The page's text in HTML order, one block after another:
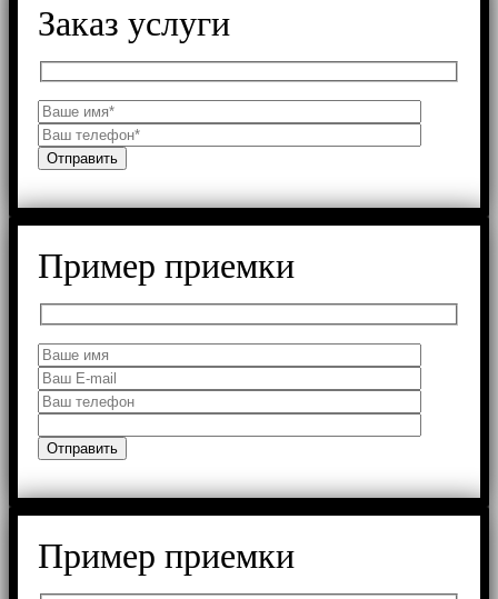
Заказ услуги
Пример приемки
Пример приемки